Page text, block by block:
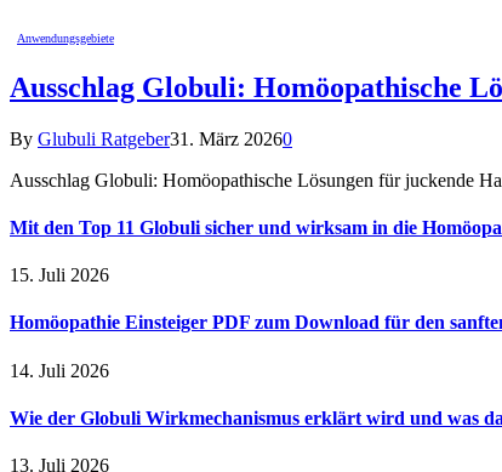
Anwendungsgebiete
Ausschlag Globuli: Homöopathische
By Glubuli Ratgeber31. März 20260
Ausschlag Globuli: Homöopathische Lösungen für juckende
Mit den Top 11 Globuli sicher und wirksam in die
15. Juli 2026
Homöopathie Einsteiger PDF zum Download für den
14. Juli 2026
Wie der Globuli Wirkmechanismus erklärt wird und was
13. Juli 2026